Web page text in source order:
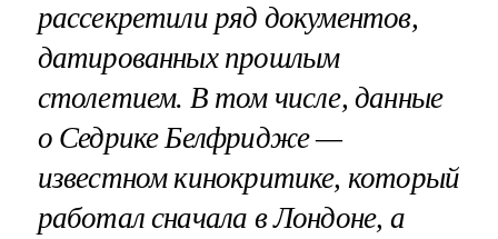
рассекретили ряд документов,
датированных прошлым
столетием. В том числе, данные
о Седрике Белфридже —
известном кинокритике, который
работал сначала в Лондоне, а